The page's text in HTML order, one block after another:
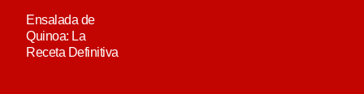
Ensalada de
Quinoa: La
Receta Definitiva